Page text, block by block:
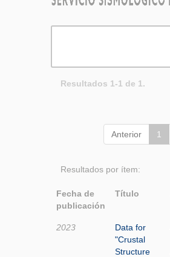
Resultados 1-1 de 1.
Anterior 1
Resultados por ítem:
Fecha de
publicación
Título
2023
Data for
"Crustal
Structure